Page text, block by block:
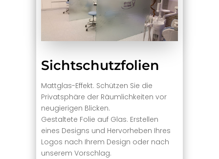
Sichtschutzfolien
Mattglas-Effekt. Schützen Sie die
Privatsphäre der Räumlichkeiten vor
neugierigen Blicken.
Gestaltete Folie auf Glas. Erstellen
eines Designs und Hervorheben Ihres
Logos nach Ihrem Design oder nach
unserem Vorschlag.